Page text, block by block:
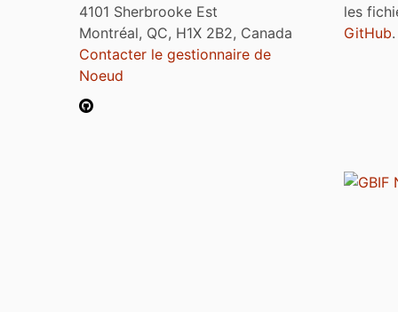
4101 Sherbrooke Est
Montréal, QC, H1X 2B2, Canada
Contacter le gestionnaire de
Noeud
les
GitHub.